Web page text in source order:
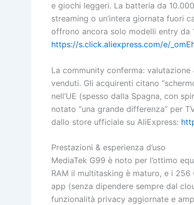
e giochi leggeri. La batteria da
streaming o un’intera giornata fuori
offrono ancora solo modelli entry da
https://s.click.aliexpress.com/e/
La community conferma:
venduti. Gli acquirenti citano
nell’UE (spesso dalla Spagna, con
notato “una grande differenza” per
dallo store ufficiale su AliExpress:
Prestazioni & esperienza d’uso
MediaTek G99 è noto per l’ottimo
RAM il multitasking è maturo, e i
app (senza dipendere sempre dal
funzionalità privacy aggiornate e